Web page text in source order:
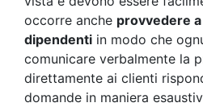
occorre anche provvedere
dipendenti in modo che
comunicare verbalmente la
direttamente ai clienti
domande in maniera